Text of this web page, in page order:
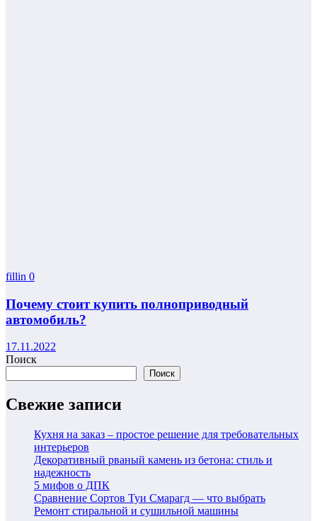
fillin 0
Почему стоит купить полноприводный
автомобиль?
17.11.2022
Поиск
Поиск
Свежие записи
Кухня на заказ – простое решение для требовательных
интерьеров
Декоративный рваный камень из бетона: стиль и
надежность
5 мифов о ДПК
Сравнение Сортов Туи Смарагд — что выбрать
Ремонт стиральной и сушильной машины